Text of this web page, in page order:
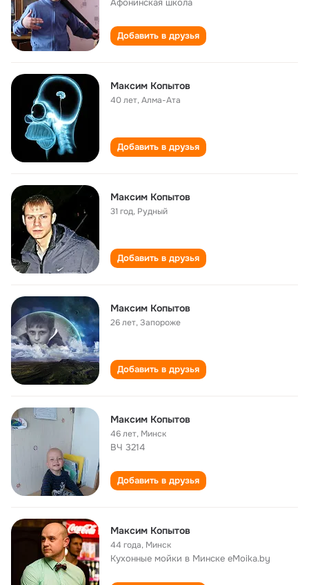
Афонинская школа
Добавить в друзья
Максим Копытов
40 лет,Алма-Ата
Добавить в друзья
Максим Копытов
31 год, Рудный
Добавить в друзья
Максим Копытов
26 лет,Запороже
Добавить в друзья
Максим Копытов
46 лет, Минск
ВЧ 3214
Добавить в друзья
Максим Копытов
44 года, Минск
Кухонные мойки в Минске eMoika.by